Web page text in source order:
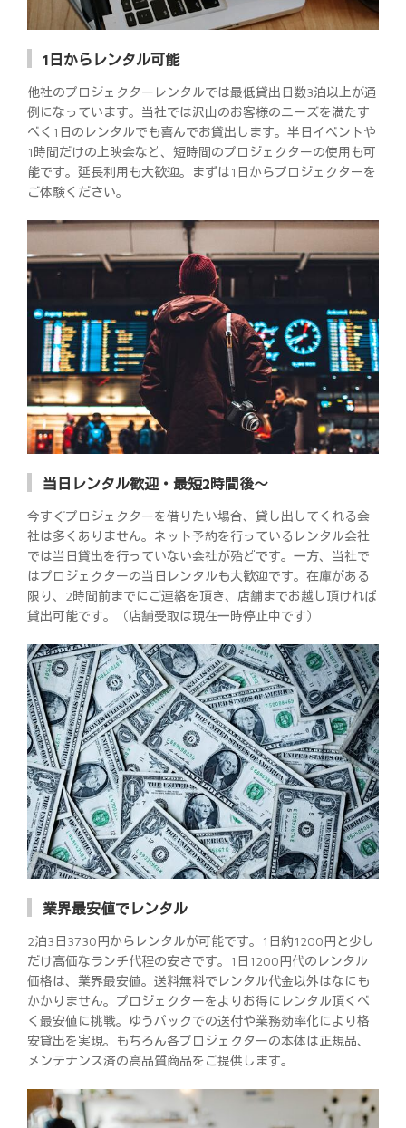
1日からレンタル可能
他社のプロジェクターレンタルでは最低貸出日数3泊以上が通
例になっています。当社では沢山のお客様のニーズを満たす
べく1日のレンタルでも喜んでお貸出します。半日イベントや
1時間だけの上映会など、短時間のプロジェクターの使用も可
能です。延長利用も大歓迎。まずは1日からプロジェクターを
ご体験ください。
当日レンタル歓迎・最短2時間後～
今すぐプロジェクターを借りたい場合、貸し出してくれる会
社は多くありません。ネット予約を行っているレンタル会社
では当日貸出を行っていない会社が殆どです。一方、当社で
はプロジェクターの当日レンタルも大歓迎です。在庫がある
限り、2時間前までにご連絡を頂き、店舗までお越し頂ければ
貸出可能です。（店舗受取は現在一時停止中です）
業界最安値でレンタル
2泊3日3730円からレンタルが可能です。1日約1200円と少し
だけ高価なランチ代程の安さです。1日1200円代のレンタル
価格は、業界最安値。送料無料でレンタル代金以外はなにも
かかりません。プロジェクターをよりお得にレンタル頂くべ
く最安値に挑戦。ゆうパックでの送付や業務効率化により格
安貸出を実現。もちろん各プロジェクターの本体は正規品、
メンテナンス済の高品質商品をご提供します。